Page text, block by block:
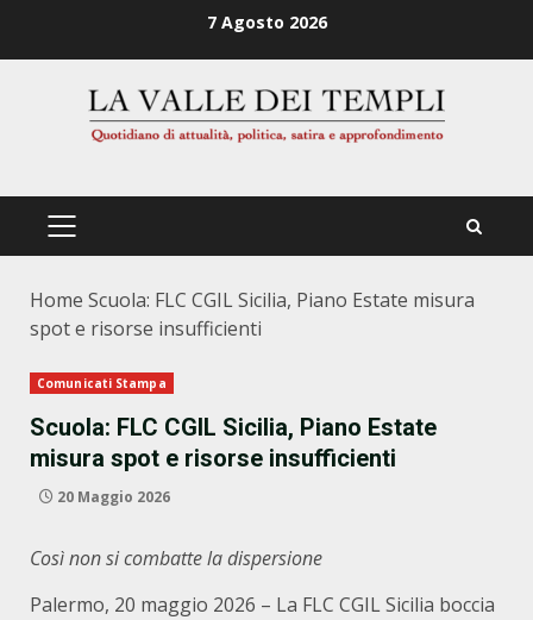
7 Agosto 2026
PRIMÄRES
Home Scuola: FLC CGIL Sicilia, Piano Estate misura
spot e risorse insufficienti
Comunicati Stampa
Scuola: FLC CGIL Sicilia, Piano Estate
misura spot e risorse insufficienti
20 Maggio 2026
Così non si combatte la dispersione
Palermo, 20 maggio 2026 – La FLC CGIL Sicilia boccia